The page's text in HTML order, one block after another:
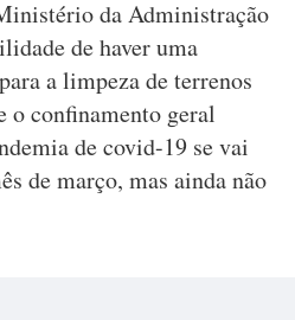
da Administração
de haver uma
a limpeza de terrenos
o confinamento geral
de covid-19 se vai
de março, mas ainda não